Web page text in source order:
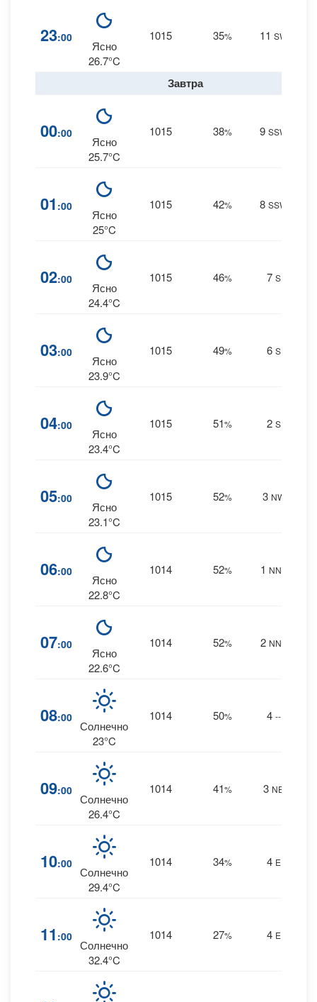
23:00
Ясно
26.7°C
1015 35% 11 SW
Завтра
00:00
Ясно
25.7°C
1015 38% 9 SSW
01 :00
Ясно
25°C
1015 42% 8 SSW
02:00
Ясно
24.4°C
1015 46% 7 S
03:00
Ясно
23.9°C
1015 49% 6 S
04:00
Ясно
23.4°C
1015 51% 2 S
05:00
Ясно
23.1°C
1015 52% 3 NW
06:00
Ясно
22.8°C
1014 52% 1 NNE
07:00
Ясно
22.6°C
1014 52% 2 NNE
08:00
Солнечно
23°C
1014 50% 4 --
09:00
Солнечно
26.4°C
1014 41% 3 NE
10:00
Солнечно
29.4°C
1014 34% 4 E
11 :00
Солнечно
32.4°C
1014 27% 4 E